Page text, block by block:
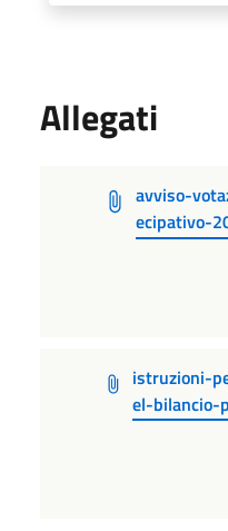
Allegati
avviso-
ecipativo-
istruzioni-
el-bilancio-